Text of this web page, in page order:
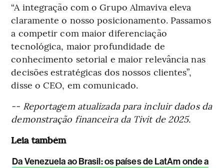
“A integração com o Grupo Almaviva eleva
claramente o nosso posicionamento. Passamos
a competir com maior diferenciação
tecnológica, maior profundidade de
conhecimento setorial e maior relevância nas
decisões estratégicas dos nossos clientes”,
disse o CEO, em comunicado.
-- Reportagem atualizada para incluir dados da
demonstração financeira da Tivit de 2025.
Leia também
Da Venezuela ao Brasil: os países de LatAm onde a